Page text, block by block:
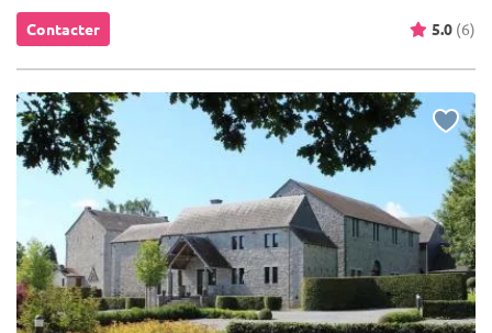
Contacter 5.0 (6)